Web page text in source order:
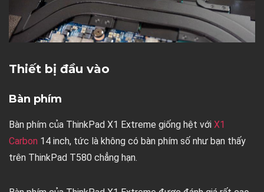
Thiết bị đầu vào
Bàn phím
Bàn phím của ThinkPad X1 Extreme giống hệt với X1
Carbon 14 inch, tức là không có bàn phím số như bạn thấy
trên ThinkPad T580 chẳng hạn.